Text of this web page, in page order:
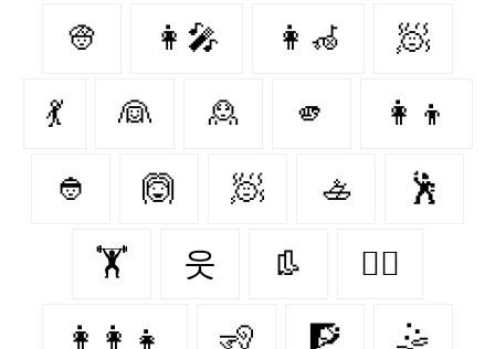
👳 👩‍🎤 👩‍🦽‍ 🧖‍
💃 👰‍ 🙎‍ 🫵 👩‍👦
👲 🙆 🧖 🚣 🕺
🏋 웃 👢 👩‍⚕️
👩‍👩‍👧 🧏 🧗 🤹